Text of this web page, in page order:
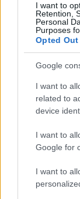
I want to
Retention,
Personal
Purposes
Opted Out
Google
I want to
related to
device
I want to
Google for
I want to
Hallgasd
legfrissebb
Kövess
Parc Fermé